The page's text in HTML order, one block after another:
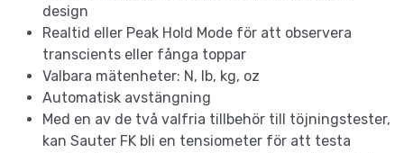
design
Realtid eller Peak Hold Mode för att observera
transcients eller fånga toppar
Valbara mätenheter: N, lb, kg, oz
Automatisk avstängning
Med en av de två valfria tillbehör till töjningstester,
kan Sauter FK bli en tensiometer för att testa